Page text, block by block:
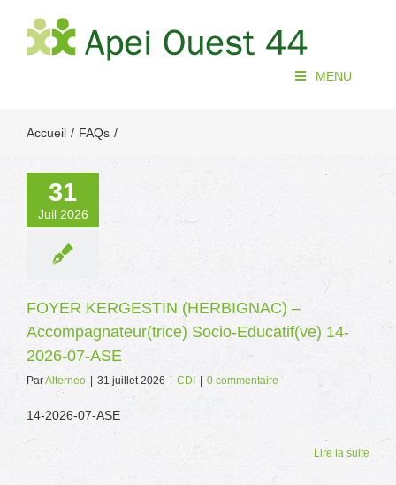
contenu
MENU
Accueil FAQs
31
Juil 2026
FOYER KERGESTIN (HERBIGNAC) –
Accompagnateur(trice) Socio-Educatif(ve) 14-
2026-07-ASE
ParAlterneo 31 juillet 2026 CDI 0 commentaire
14-2026-07-ASE
Lire la suite